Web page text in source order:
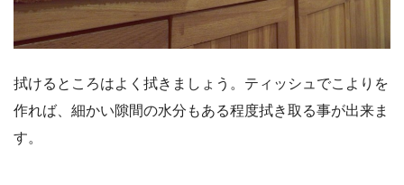
拭けるところはよく拭きましょう。ティッシュでこよりを
作れば、細かい隙間の水分もある程度拭き取る事が出来ま
す。